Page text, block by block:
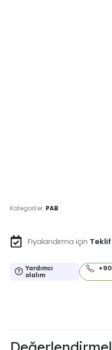
Kategoriler: PAB
Fiyalandırma için
Yardımcı
olalım